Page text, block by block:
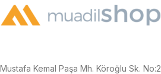
Mustafa Kemal Paşa Mh. Köroğlu Sk. No:2,